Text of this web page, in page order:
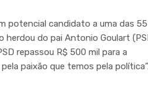
potencial candidato a uma das 55
herdou do pai Antonio Goulart
repassou R$ 500 mil para a
paixão que temos pela